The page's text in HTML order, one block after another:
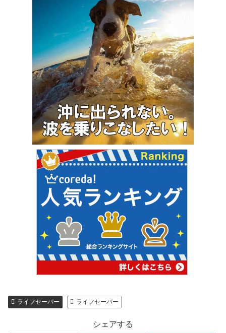
ライフセーバー ライフセーバー
シェアする